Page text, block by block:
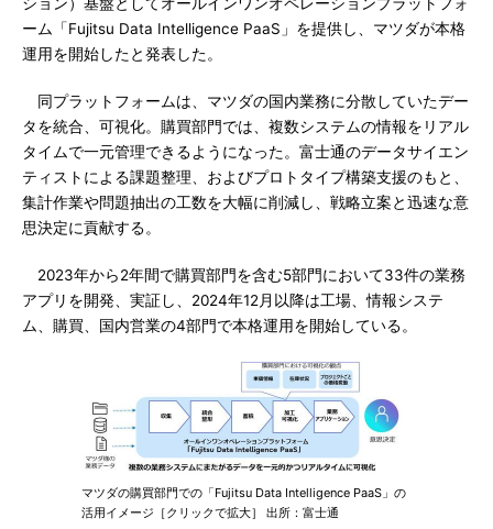
ーム「Fujitsu Data Intelligence PaaS」を提供し、マツダが本格
運用を開始したと発表した。
同プラットフォームは、マツダの国内業務に分散していたデー
タを統合、可視化。購買部門では、複数システムの情報をリアル
タイムで一元管理できるようになった。富士通のデータサイエン
ティストによる課題整理、およびプロトタイプ構築支援のもと、
集計作業や問題抽出の工数を大幅に削減し、戦略立案と迅速な意
思決定に貢献する。
2023年から2年間で購買部門を含む5部門において33件の業務
アプリを開発、実証し、2024年12月以降は工場、情報システ
ム、購買、国内営業の4部門で本格運用を開始している。
マツダの購買部門での「Fujitsu Data Intelligence PaaS」の
活用イメージ［クリックで拡大］ 出所：富士通